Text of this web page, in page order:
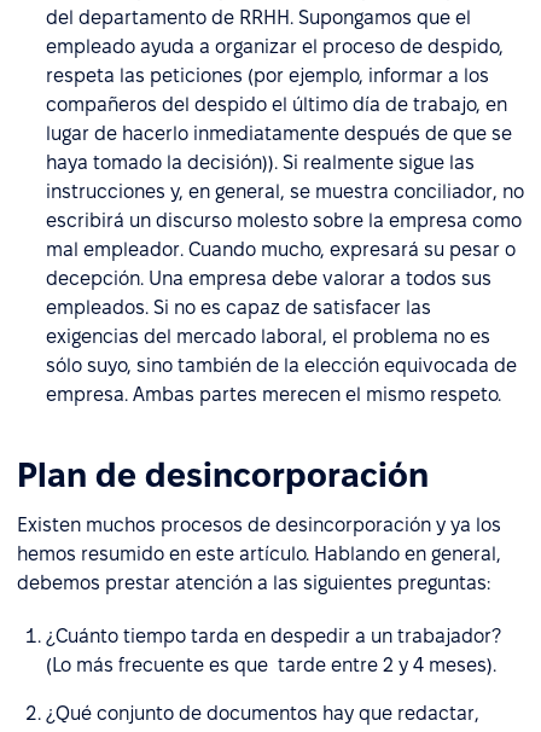
del departamento de RRHH. Supongamos que el
empleado ayuda a organizar el proceso de despido,
respeta las peticiones (por ejemplo, informar a los
compañeros del despido el último día de trabajo, en
lugar de hacerlo inmediatamente después de que se
haya tomado la decisión)). Si realmente sigue las
instrucciones y, en general, se muestra conciliador, no
escribirá un discurso molesto sobre la empresa como
mal empleador. Cuando mucho, expresará su pesar o
decepción. Una empresa debe valorar a todos sus
empleados. Si no es capaz de satisfacer las
exigencias del mercado laboral, el problema no es
sólo suyo, sino también de la elección equivocada de
empresa. Ambas partes merecen el mismo respeto.
Plan de desincorporación
Existen muchos procesos de desincorporación y ya los
hemos resumido en este artículo. Hablando en general,
debemos prestar atención a las siguientes preguntas:
¿Cuánto tiempo tarda en despedir a un trabajador?
(Lo más frecuente es que tarde entre 2 y 4 meses).
¿Qué conjunto de documentos hay que redactar,